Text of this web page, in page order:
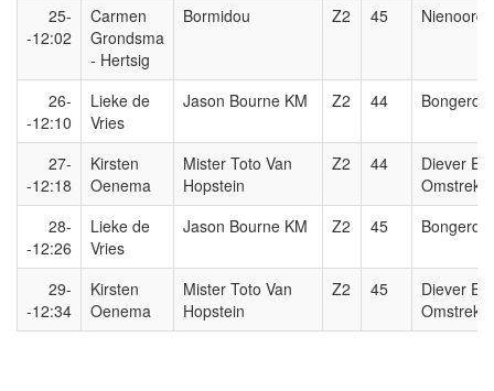
25-
-12:02
Carmen
Grondsma
- Hertsig
Bormidou Z2 45 Nienoord
26-
-12:10
Lieke de
Vries
Jason Bourne KM Z2 44 Bongerd
27-
-12:18
Kirsten
Oenema
Mister Toto Van
Hopstein
Z2 44
Diever En
28-
-12:26
Lieke de
Vries
Jason Bourne KM Z2 45 Bongerd
29-
-12:34
Kirsten
Oenema
Mister Toto Van
Hopstein
Z2 45
Diever En